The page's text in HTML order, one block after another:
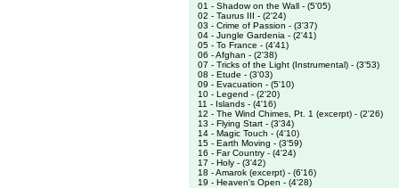
01 - Shadow on the Wall - (5'05)
02 - Taurus III - (2'24)
03 - Crime of Passion - (3'37)
04 - Jungle Gardenia - (2'41)
05 - To France - (4'41)
06 - Afghan - (2'38)
07 - Tricks of the Light (Instrumental) - (3'53)
08 - Etude - (3'03)
09 - Evacuation - (5'10)
10 - Legend - (2'20)
11 - Islands - (4'16)
12 - The Wind Chimes, Pt. 1 (excerpt) - (2'26)
13 - Flying Start - (3'34)
14 - Magic Touch - (4'10)
15 - Earth Moving - (3'59)
16 - Far Country - (4'24)
17 - Holy - (3'42)
18 - Amarok (excerpt) - (6'16)
19 - Heaven's Open - (4'28)